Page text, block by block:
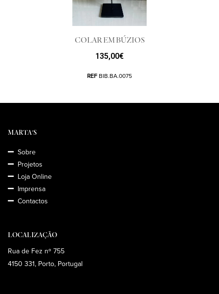
COLAR EM BÚZIOS
135,00€
REF BIB.BA.0075
MARTA'S
Sobre
Projetos
Loja Online
Imprensa
Contactos
LOCALIZAÇÃO
Rua de Fez nº 755
4150 331, Porto, Portugal